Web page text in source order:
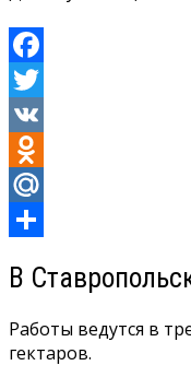
Facebook
Twitter
VK
Odnoklassniki
Mail.Ru
В
Работы ведутся в
гектаров.